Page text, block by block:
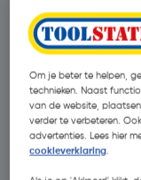
Om je beter te helpen,
technieken. Naast
van de website,
verder te verbeteren.
advertenties. Lees hier
cookieverklaring.